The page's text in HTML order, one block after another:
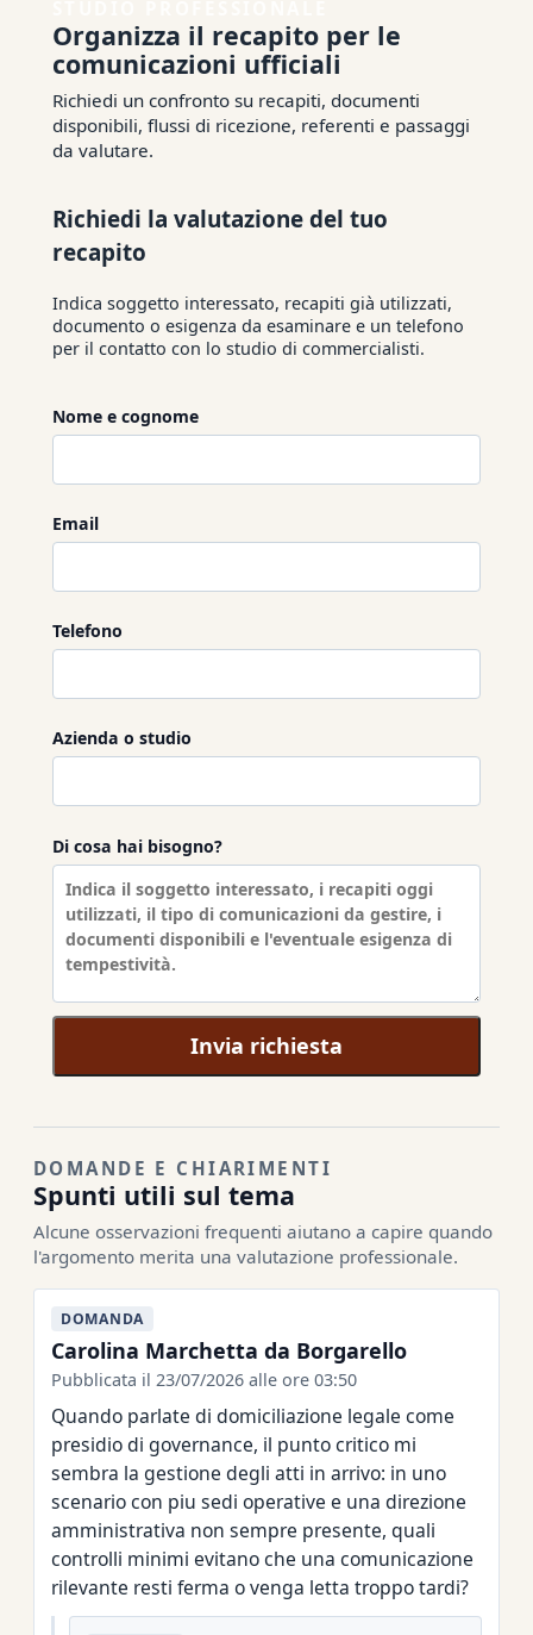
Organizza il recapito per le
comunicazioni ufficiali
Richiedi un confronto su recapiti, documenti
disponibili, flussi di ricezione, referenti e passaggi
da valutare.
Richiedi la valutazione del tuo
recapito
Indica soggetto interessato, recapiti già utilizzati,
documento o esigenza da esaminare e un telefono
per il contatto con lo studio di commercialisti.
Nome e cognome
Email
Telefono
Azienda o studio
Di cosa hai bisogno?
Invia richiesta
DOMANDE E CHIARIMENTI
Spunti utili sul tema
Alcune osservazioni frequenti aiutano a capire quando
l'argomento merita una valutazione professionale.
DOMANDA
Carolina Marchetta da Borgarello
Pubblicata il 23/07/2026 alle ore 03:50
Quando parlate di domiciliazione legale come
presidio di governance, il punto critico mi
sembra la gestione degli atti in arrivo: in uno
scenario con piu sedi operative e una direzione
amministrativa non sempre presente, quali
controlli minimi evitano che una comunicazione
rilevante resti ferma o venga letta troppo tardi?